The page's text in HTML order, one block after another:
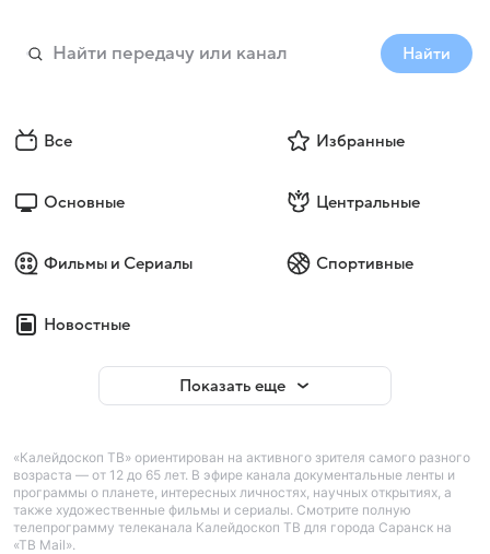
Найти
Все Избранные
Основные Центральные
Фильмы и Сериалы Спортивные
Новостные
Показать еще
«Калейдоскоп ТВ» ориентирован на активного зрителя самого разного
возраста — от 12 до 65 лет. В эфире канала документальные ленты и
программы о планете, интересных личностях, научных открытиях, а
также художественные фильмы и сериалы. Смотрите полную
телепрограмму телеканала Калейдоскоп ТВ для города Саранск на
«ТВ Mail».